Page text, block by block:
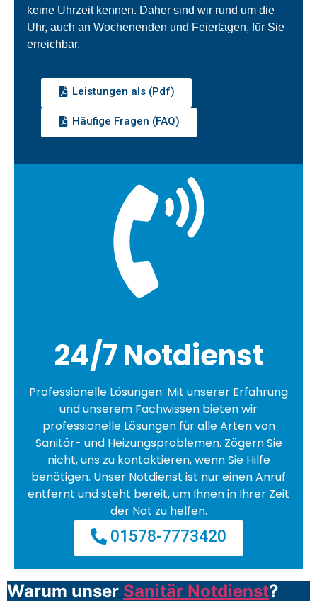
keine Uhrzeit kennen. Daher sind wir rund um die
Uhr, auch an Wochenenden und Feiertagen, für Sie
erreichbar.
Leistungen als (Pdf)
Häufige Fragen (FAQ)
24/7 Notdienst
Professionelle Lösungen: Mit unserer Erfahrung
und unserem Fachwissen bieten wir
professionelle Lösungen für alle Arten von
Sanitär- und Heizungsproblemen. Zögern Sie
nicht, uns zu kontaktieren, wenn Sie Hilfe
benötigen. Unser Notdienst ist nur einen Anruf
entfernt und steht bereit, um Ihnen in Ihrer Zeit
der Not zu helfen.
01578-7773420
Warum unser Sanitär Notdienst?